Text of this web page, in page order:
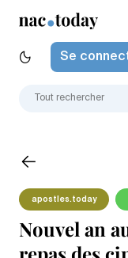
Se
apostles.today
Nouvel an